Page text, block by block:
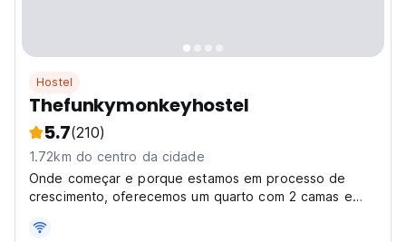
Hostel
Thefunkymonkeyhostel
5.7(210)
1.72km do centro da cidade
Onde começar e porque estamos em processo de
crescimento, oferecemos um quarto com 2 camas e
banheiro privativo. Ambiente natural bem na cidade de